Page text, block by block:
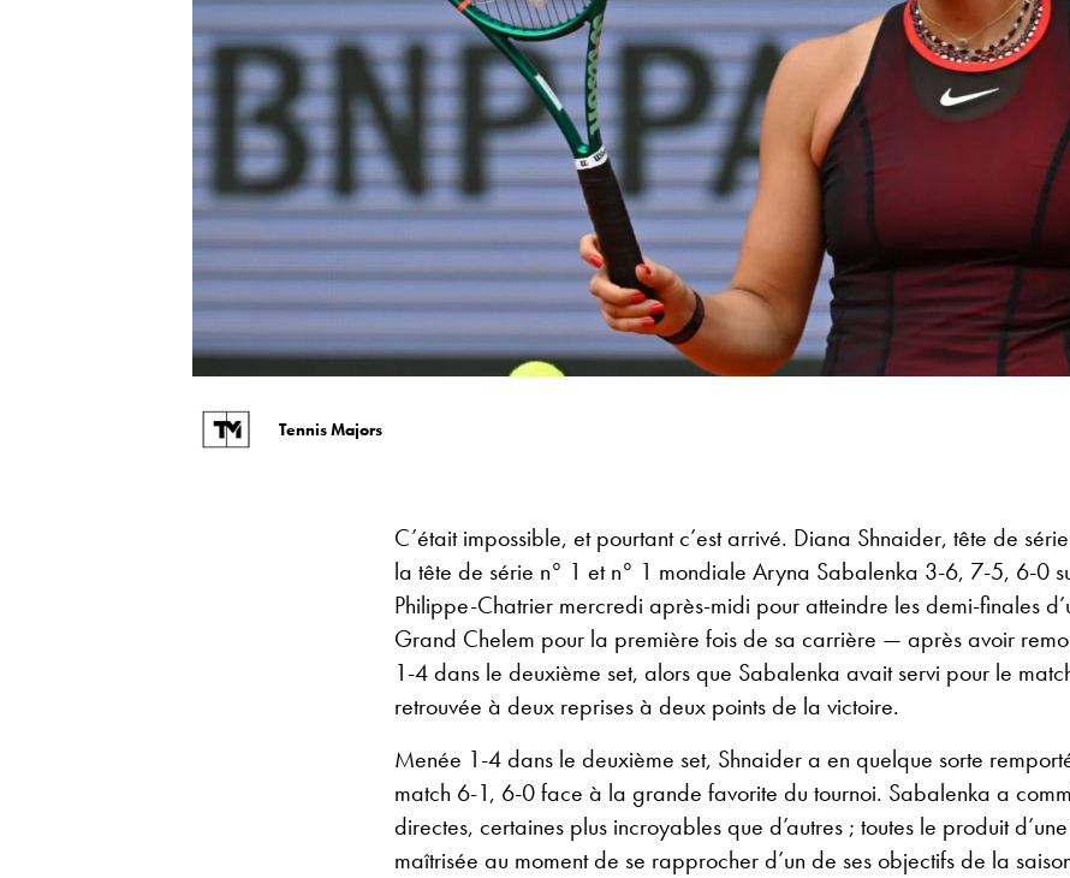
Tennis Majors
C’était impossible, et pourtant c’est arrivé. Diana Shnaider, tête de
la tête de série n° 1 et n° 1 mondiale Aryna Sabalenka 3-6, 7-5, 6-0
Philippe-Chatrier mercredi après-midi pour atteindre les demi-finales
Grand Chelem pour la première fois de sa carrière — après avoir
1-4 dans le deuxième set, alors que Sabalenka avait servi pour le
retrouvée à deux reprises à deux points de la victoire.
Menée 1-4 dans le deuxième set, Shnaider a en quelque sorte
match 6-1, 6-0 face à la grande favorite du tournoi. Sabalenka a
directes, certaines plus incroyables que d’autres ; toutes le produit
maîtrisée au moment de se rapprocher d’un de ses objectifs de la